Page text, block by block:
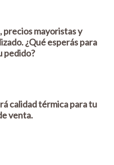
precios mayoristas y
¿Qué esperás para
pedido?
calidad térmica para tu
venta.